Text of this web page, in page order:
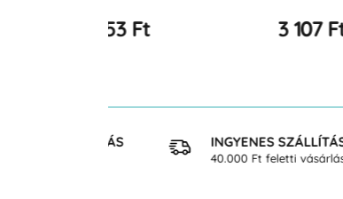
3 107 Ft 3
INGYENES SZÁLLÍTÁS
40.000 Ft feletti vásárlás esetén